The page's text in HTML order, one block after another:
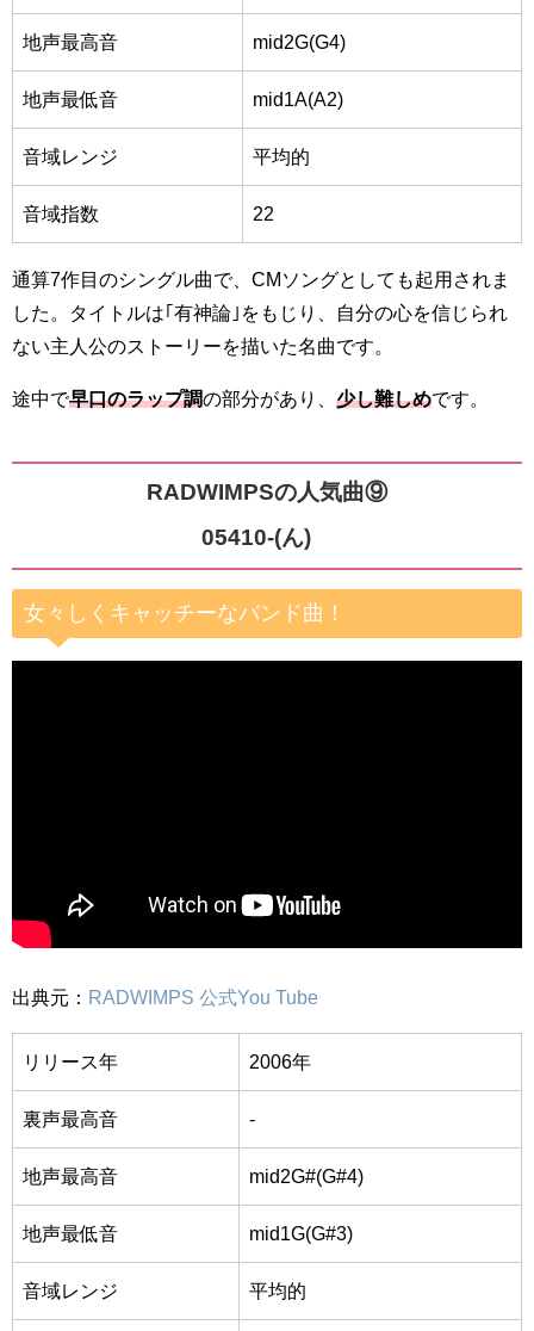
地声最高音 mid2G(G4)
地声最低音 mid1A(A2)
音域レンジ 平均的
音域指数 22
通算7作目のシングル曲で、CMソングとしても起用されま
した。タイトルは｢有神論｣をもじり、自分の心を信じられ
ない主人公のストーリーを描いた名曲です。
途中で早口のラップ調の部分があり、 少し難しめです。
RADWIMPSの人気曲⑨
05410-(ん)
女々しくキャッチーなバンド曲！
出典元： RADWIMPS 公式You Tube
リリース年 2006年
裏声最高音 -
地声最高音 mid2G#(G#4)
地声最低音 mid1G(G#3)
音域レンジ 平均的